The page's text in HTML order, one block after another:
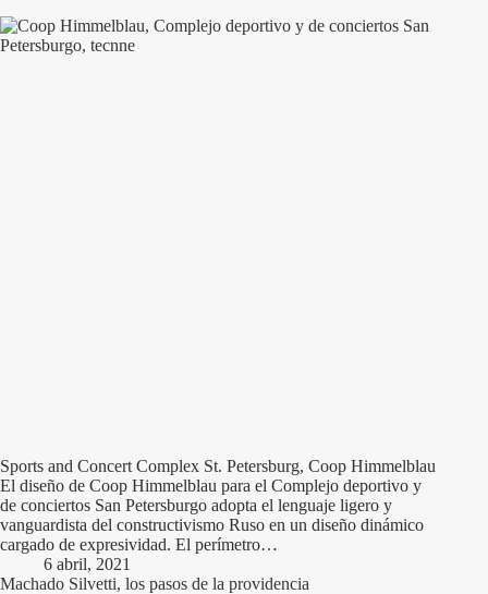
Sports and Concert Complex St. Petersburg, Coop Himmelblau
El diseño de Coop Himmelblau para el Complejo deportivo y
de conciertos San Petersburgo adopta el lenguaje ligero y
vanguardista del constructivismo Ruso en un diseño dinámico
cargado de expresividad. El perímetro…
6 abril, 2021
Machado Silvetti, los pasos de la providencia